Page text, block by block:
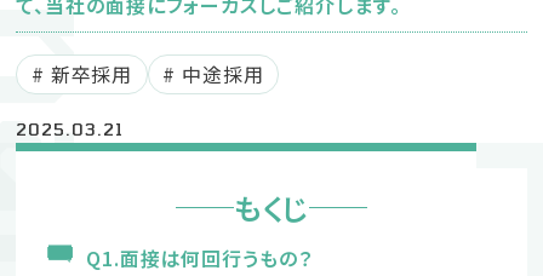
採用に関するお問い合わせ
TEL053-442-
新卒採用 中途採用
2025.03.21
もくじ
Q1.面接は何回行うもの？